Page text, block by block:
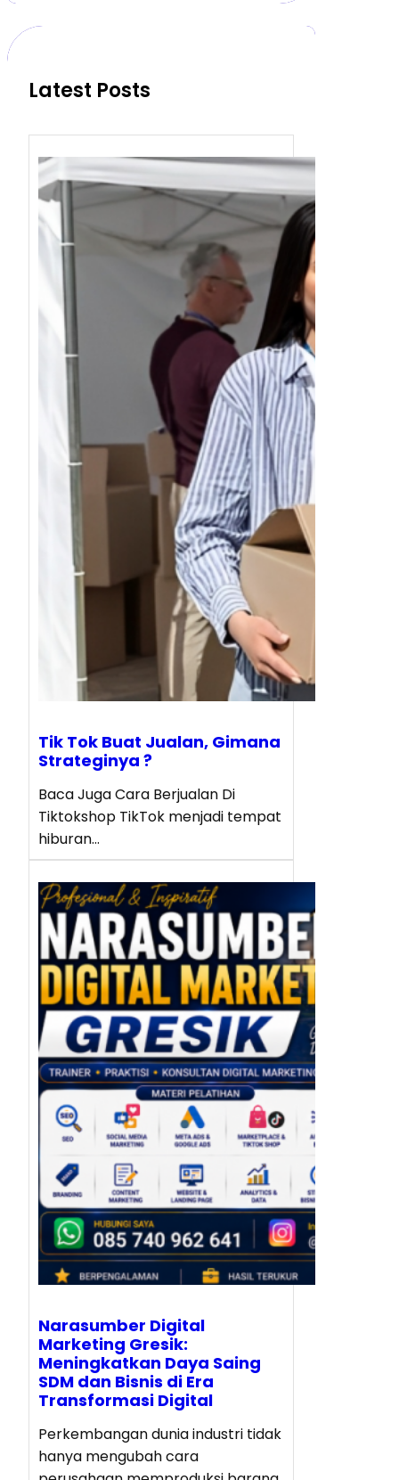
c
Latest Posts
Tik Tok Buat Jualan, Gimana
Strateginya ?
Baca Juga Cara Berjualan Di
Tiktokshop TikTok menjadi tempat
hiburan…
Narasumber Digital
Marketing Gresik:
Meningkatkan Daya Saing
SDM dan Bisnis di Era
Transformasi Digital
Perkembangan dunia industri tidak
hanya mengubah cara